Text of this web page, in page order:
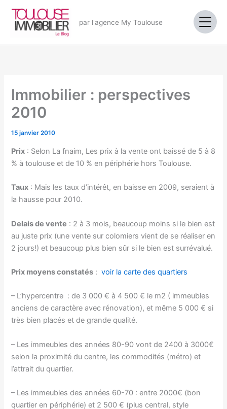
contenu
par l'agence My Toulouse
Immobilier : perspectives
2010
15 janvier 2010
Prix : Selon La fnaim, Les prix à la vente ont baissé de 5 à 8
% à toulouse et de 10 % en périphérie hors Toulouse.
Taux : Mais les taux d’intérêt, en baisse en 2009, seraient à
la hausse pour 2010.
Delais de vente : 2 à 3 mois, beaucoup moins si le bien est
au juste prix (une vente sur colomiers vient de se réaliser en
2 jours!) et beaucoup plus bien sûr si le bien est surrévalué.
Prix moyens constatés :voir la carte des quartiers
– L’hypercentre : de 3 000 € à 4 500 € le m2 ( immeubles
anciens de caractère avec rénovation), et même 5 000 € si
très bien placés et de grande qualité.
– Les immeubles des années 80-90 vont de 2400 à 3000€
selon la proximité du centre, les commodités (métro) et
l’attrait du quartier.
– Les immeubles des années 60-70 : entre 2000€ (bon
quartier en périphérie) et 2 500 € (plus central, style